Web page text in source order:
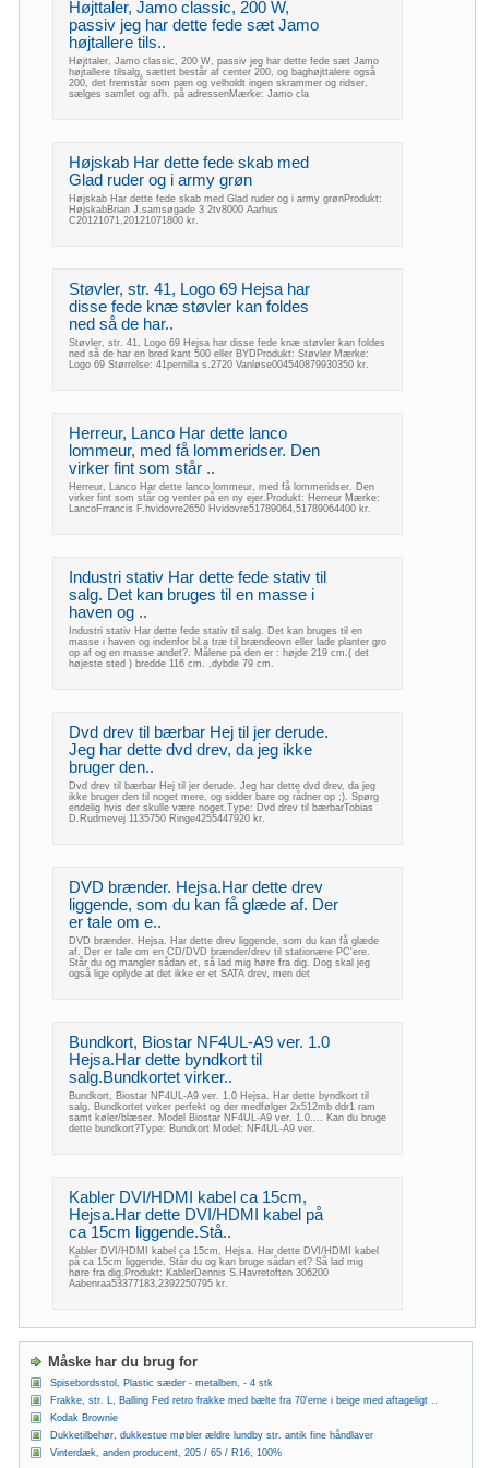
Højttaler, Jamo classic, 200 W,
passiv jeg har dette fede sæt Jamo
højtallere tils..
Højttaler, Jamo classic, 200 W, passiv jeg har dette fede sæt Jamo
højtallere tilsalg, sættet består af center 200, og baghøjttalere også
200, det fremstår som pæn og velholdt ingen skrammer og ridser,
sælges samlet og afh. på adressenMærke: Jamo cla
Højskab Har dette fede skab med
Glad ruder og i army grøn
Højskab Har dette fede skab med Glad ruder og i army grønProdukt:
HøjskabBrian J.samsøgade 3 2tv8000 Aarhus
C20121071,20121071800 kr.
Støvler, str. 41, Logo 69 Hejsa har
disse fede knæ støvler kan foldes
ned så de har..
Støvler, str. 41, Logo 69 Hejsa har disse fede knæ støvler kan foldes
ned så de har en bred kant 500 eller BYDProdukt: Støvler Mærke:
Logo 69 Størrelse: 41pernilla s.2720 Vanløse004540879930350 kr.
Herreur, Lanco Har dette lanco
lommeur, med få lommeridser. Den
virker fint som står ..
Herreur, Lanco Har dette lanco lommeur, med få lommeridser. Den
virker fint som står og venter på en ny ejer.Produkt: Herreur Mærke:
LancoFrrancis F.hvidovre2650 Hvidovre51789064,51789064400 kr.
Industri stativ Har dette fede stativ til
salg. Det kan bruges til en masse i
haven og ..
Industri stativ Har dette fede stativ til salg. Det kan bruges til en
masse i haven og indenfor bl.a træ til brændeovn eller lade planter gro
op af og en masse andet?. Målene på den er : højde 219 cm.( det
højeste sted ) bredde 116 cm. ,dybde 79 cm.
Dvd drev til bærbar Hej til jer derude.
Jeg har dette dvd drev, da jeg ikke
bruger den..
Dvd drev til bærbar Hej til jer derude. Jeg har dette dvd drev, da jeg
ikke bruger den til noget mere, og sidder bare og rådner op ;). Spørg
endelig hvis der skulle være noget.Type: Dvd drev til bærbarTobias
D.Rudmevej 1135750 Ringe4255447920 kr.
DVD brænder. Hejsa.Har dette drev
liggende, som du kan få glæde af. Der
er tale om e..
DVD brænder. Hejsa. Har dette drev liggende, som du kan få glæde
af. Der er tale om en CD/DVD brænder/drev til stationære PC'ere.
Står du og mangler sådan et, så lad mig høre fra dig. Dog skal jeg
også lige oplyde at det ikke er et SATA drev, men det
Bundkort, Biostar NF4UL-A9 ver. 1.0
Hejsa.Har dette byndkort til
salg.Bundkortet virker..
Bundkort, Biostar NF4UL-A9 ver. 1.0 Hejsa. Har dette byndkort til
salg. Bundkortet virker perfekt og der medfølger 2x512mb ddr1 ram
samt køler/blæser. Model Biostar NF4UL-A9 ver. 1.0.... Kan du bruge
dette bundkort?Type: Bundkort Model: NF4UL-A9 ver.
Kabler DVI/HDMI kabel ca 15cm,
Hejsa.Har dette DVI/HDMI kabel på
ca 15cm liggende.Stå..
Kabler DVI/HDMI kabel ca 15cm, Hejsa. Har dette DVI/HDMI kabel
på ca 15cm liggende. Står du og kan bruge sådan et? Så lad mig
høre fra dig.Produkt: KablerDennis S.Havretoften 306200
Aabenraa53377183,2392250795 kr.
Måske har du brug for
Spisebordsstol, Plastic sæder - metalben, - 4 stk
Frakke, str. L, Balling Fed retro frakke med bælte fra 70'erne i beige med aftageligt ..
Kodak Brownie
Dukketilbehør, dukkestue møbler ældre lundby str. antik fine håndlaver
Vinterdæk, anden producent, 205 / 65 / R16, 100%